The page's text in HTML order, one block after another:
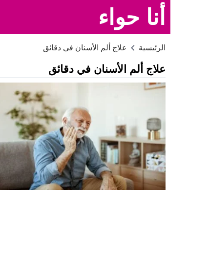
أنا حواء
الرئيسية علاج ألم الأسنان في دقائق
علاج ألم الأسنان في دقائق